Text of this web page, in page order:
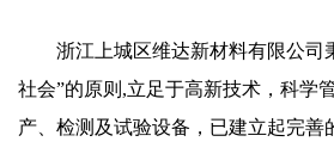
浙江上城区维达新材料有限公司
社会”的原则,立足于高新技术，科学
产、检测及试验设备，已建立起完善